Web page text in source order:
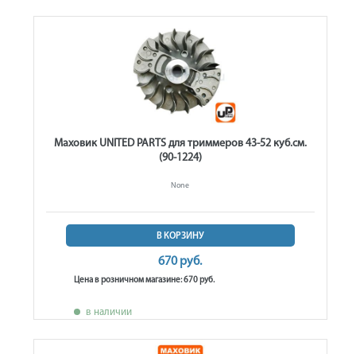
Маховик UNITED PARTS для триммеров 43-52 куб.см.
(90-1224)
None
В КОРЗИНУ
670 руб.
Цена в розничном магазине: 670 руб.
в наличии